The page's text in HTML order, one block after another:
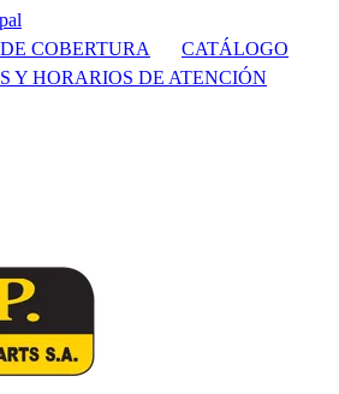
COBERTURA
CATÁLOGO
Y HORARIOS DE ATENCIÓN